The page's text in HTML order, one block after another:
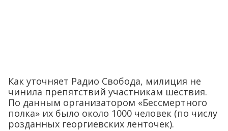
Как уточняет Радио Свобода, милиция не
чинила препятствий участникам шествия.
По данным организатором «Бессмертного
полка» их было около 1000 человек (по числу
розданных георгиевских ленточек).